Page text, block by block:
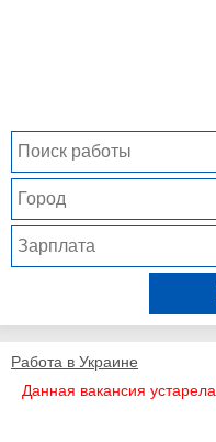
Работа в Украине
Данная вакансия устарела